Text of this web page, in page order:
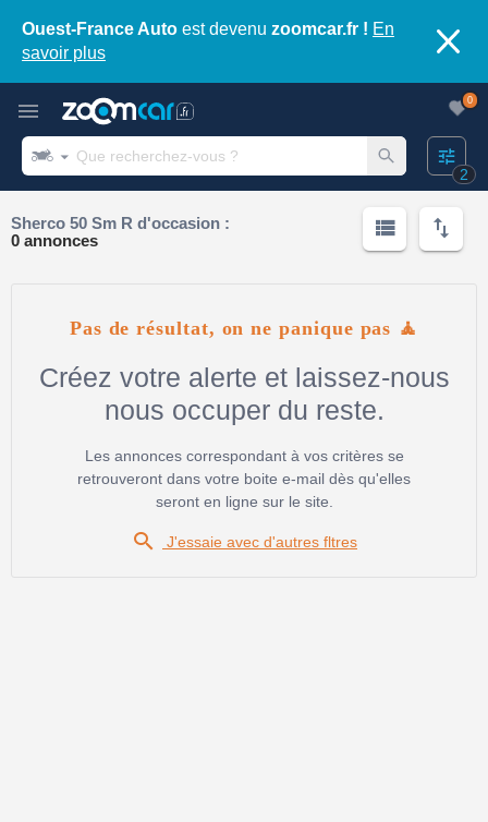
Ouest-France Auto est devenu zoomcar.fr ! En
savoir plus
2
0
Sherco 50 Sm R d'occasion :
0 annonces
Pas de résultat, on ne panique pas 🧘
Créez votre alerte et laissez-nous
nous occuper du reste.
Les annonces correspondant à vos critères se
retrouveront dans votre boite e-mail dès qu'elles
seront en ligne sur le site.
 J'essaie avec d'autres fltres